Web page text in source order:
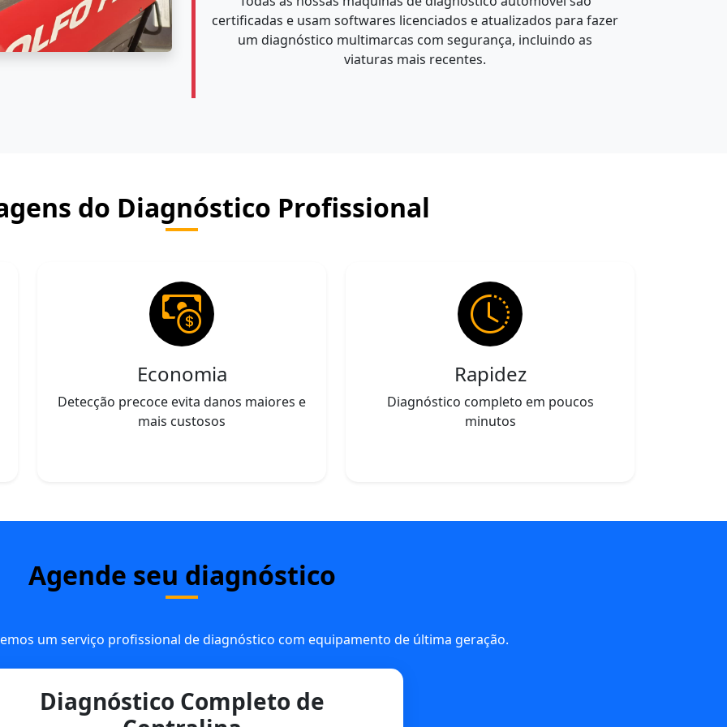
certificadas e usam softwares licenciados e atualizados para fazer
um diagnóstico multimarcas com segurança, incluindo as
viaturas mais recentes.
do Diagnóstico Profissional
Economia
Detecção precoce evita danos maiores e
mais custosos
Rapidez
Diagnóstico completo em poucos
minutos
Agende seu diagnóstico
um serviço profissional de diagnóstico com equipamento de última geração.
Diagnóstico Completo de